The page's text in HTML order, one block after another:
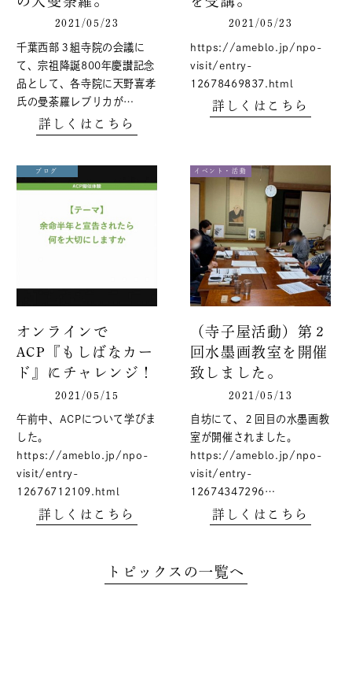
2021/05/23
千葉西部３組寺院の会議に
て、宗祖降誕800年慶讃記念
品として、各寺院に天野喜孝
氏の曼荼羅レプリカが…
詳しくはこちら
2021/05/23
https://ameblo.jp/npo-
visit/entry-
12678469837.html
詳しくはこちら
ブログ
オンラインで
ACP『もしばなカー
ド』にチャレンジ！
2021/05/15
午前中、ACPについて学びま
した。
https://ameblo.jp/npo-
visit/entry-
12676712109.html
詳しくはこちら
イベント・活動
（寺子屋活動）第２
回水墨画教室を開催
致しました。
2021/05/13
自坊にて、２回目の水墨画教
室が開催されました。
https://ameblo.jp/npo-
visit/entry-
12674347296…
詳しくはこちら
トピックスの一覧へ